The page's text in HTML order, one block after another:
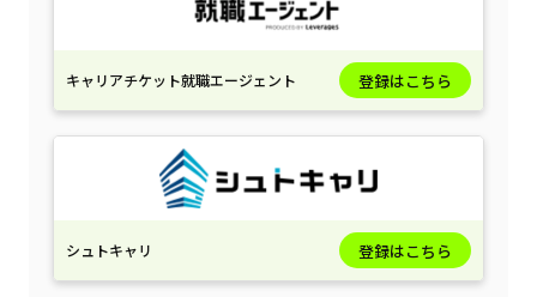
キャリアチケット就職エージェント 登録はこちら
シュトキャリ 登録はこちら